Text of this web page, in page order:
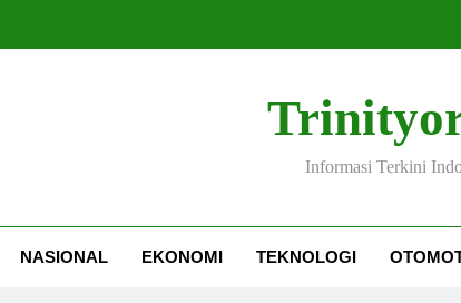
Informasi Terkini
NASIONAL EKONOMI TEKNOLOGI